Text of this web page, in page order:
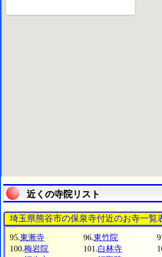
近くの寺院リスト
埼玉県熊谷市の保泉寺付近のお寺一覧
95.東漸寺 96.東竹院
100.梅岩院 101.白林寺